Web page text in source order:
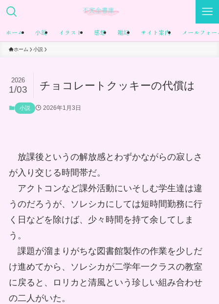
ホーム 小説 イラスト 感想 雑記 サイト案内 メールフォー
ホーム 小説
チョコレートクッキーの代償は
2026
1/03
小説 2026年1月3日
放課後というの解放感とわずかながらの寂しさ
が入り交じる時間帯だ。
アクトコンなど課外活動にいそしむ学生達は違
うのだろうが、ソレシカにしては短時間勤務に行
く日などを除けば、少々時間を持て余してしま
う。
課題が溜まりがちな図書館製作の作業を少しだ
け進めてから、ソレシカが二学年一クラスの教室
に戻ると、ロリカと清風という珍しい組み合わせ
の二人がいた。